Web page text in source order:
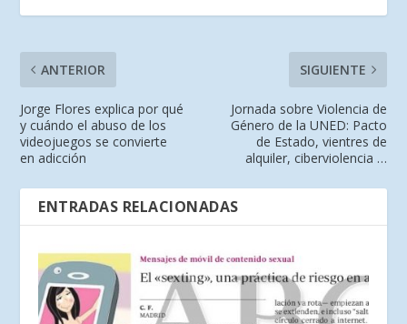
ANTERIOR
Jorge Flores explica por qué
y cuándo el abuso de los
videojuegos se convierte
en adicción
SIGUIENTE
Jornada sobre Violencia de
Género de la UNED: Pacto
de Estado, vientres de
alquiler, ciberviolencia …
ENTRADAS RELACIONADAS